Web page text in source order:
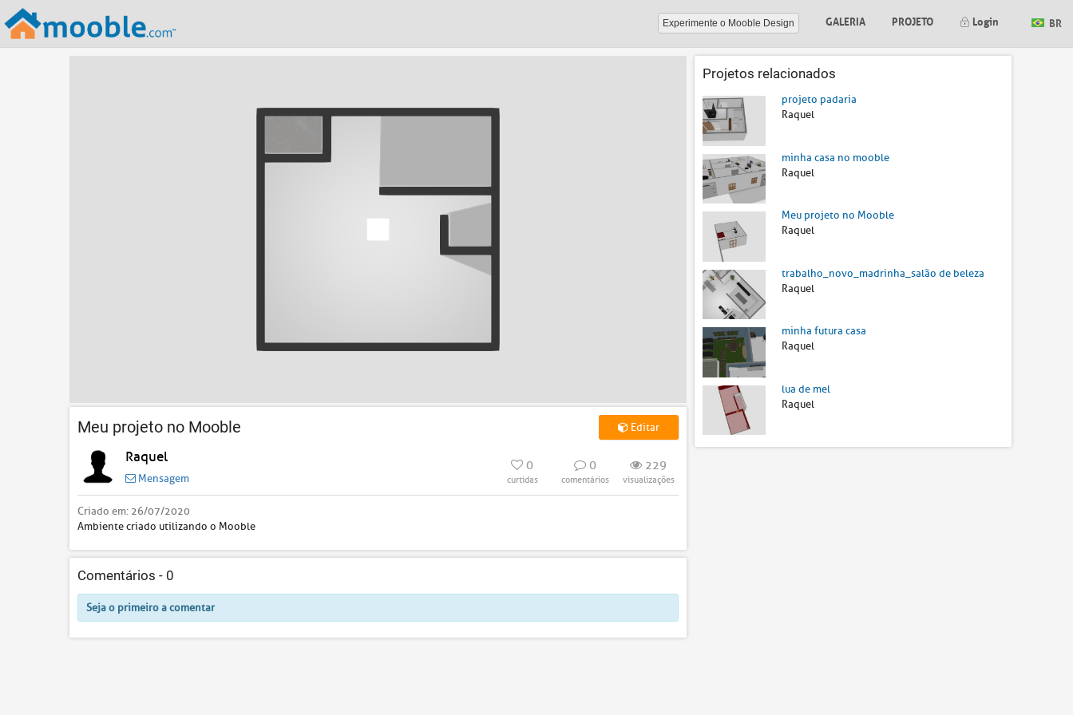
Experimente o Mooble Design GALERIA PROJETO Login BR
Meu projeto no Mooble Editar
Raquel
Mensagem
0
curtidas
0
comentários
229
visualizações
Criado em: 26/07/2020
Ambiente criado utilizando o Mooble
Comentários - 0
Seja o primeiro a comentar
Projetos relacionados
projeto padaria
Raquel
minha casa no mooble
Raquel
Meu projeto no Mooble
Raquel
trabalho_novo_madrinha_salão de beleza
Raquel
minha futura casa
Raquel
lua de mel
Raquel